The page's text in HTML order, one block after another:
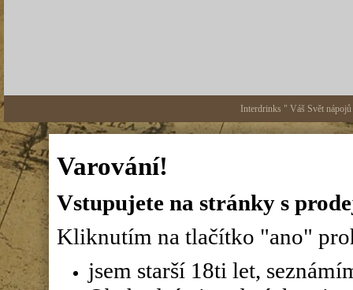
Interdrinks " Váš Svět
Varování!
Vstupujete na stránky s
Kliknutím na tlačítko "ano"
jsem starší 18ti let,